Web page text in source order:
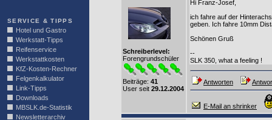
SERVICE & TIPPS
Hotel und Gastro
Werkstatt-Tipps
Reifenservice
Werkstattkosten
KfZ-Kosten-Rechner
Felgenkalkulator
Link-Tipps
Downloads
MBSLK.de-Statistik
Newsletterarchiv
Schreiberlevel:
Forengrundschüler
Beiträge: 41
User seit 29.12.2004
Hi Franz-Josef,
ich fahre auf der
geben. Ich fahre 10mm
Schönen Gruß
--
SLK 350, what a feeling !
Antworten
E-Mail an shrinker